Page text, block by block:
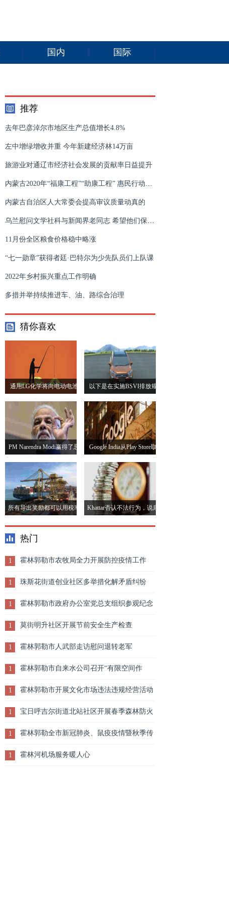
国内 国际
推荐
去年巴彦淖尔市地区生产总值增长4.8%
左中增绿增收并重 今年新建经济林14万亩
旅游业对通辽市经济社会发展的贡献率日益提升
内蒙古2020年“福康工程”“助康工程” 惠民行动启动
内蒙古自治区人大常委会提高审议质量动真的
乌兰慰问文学社科与新闻界老同志 希望他们保重身体 继续为文化繁荣贡献力量
11月份全区粮食价格稳中略涨
“七一勋章”获得者廷·巴特尔为少先队员们上队课
2022年乡村振兴重点工作明确
多措并举持续推进车、油、路综合治理
猜你喜欢
通用LG化学将向电动电池
合资企业投资23亿美元
以下是在实施BSVI排放规
范后将其汽油发动机放下五
辆车
PM Narendra Modi赢得了恶
魔，为让年轻人负担得起的
家园
Google India从Play Store取
消贷款应用程序违反政策
所有导出奖励都可以用税率 Khattar否认不法行为，说康
热门
1 霍林郭勒市农牧局全力开展防控疫情工作
1 珠斯花街道创业社区多举措化解矛盾纠纷
1 霍林郭勒市政府办公室党总支组织参观纪念
改革开放40周年大型图片成就展
1 莫街明升社区开展节前安全生产检查
1 霍林郭勒市人武部走访慰问退转老军
1 霍林郭勒市自来水公司召开“有限空间作
业”专题会议
1 霍林郭勒市开展文化市场违法违规经营活动
大排查大整治行动
1 宝日呼吉尔街道北站社区开展春季森林防火
安全知识宣传活动
1 霍林郭勒全市新冠肺炎、鼠疫疫情暨秋季传
染病防控工作调度会召开
1 霍林河机场服务暖人心